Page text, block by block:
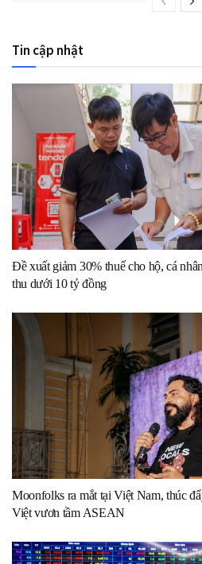
Tin cập nhật
Đề xuất giảm 30% thuế cho hộ, cá
thu dưới 10 tỷ đồng
Moonfolks ra mắt tại Việt Nam, thúc
Việt vươn tầm ASEAN